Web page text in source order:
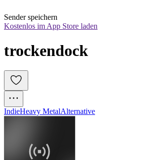
Sender speichern
Kostenlos im App Store laden
trockendock
IndieHeavy MetalAlternative